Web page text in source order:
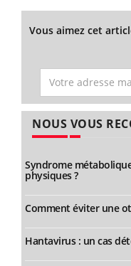
Vous aimez cet
NOUS VOUS
Syndrome
physiques ?
Comment éviter une
Hantavirus : un cas